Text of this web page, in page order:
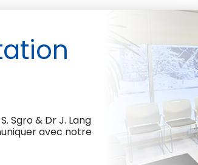
Sgro & Dr J. Lang
avec notre